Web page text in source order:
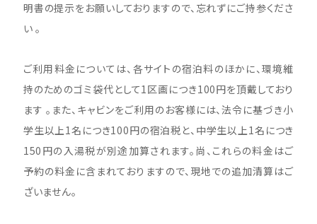
明書の提示をお願いしておりますので、忘れずにご持参くださ
い。
ご利用料金については、各サイトの宿泊料のほかに、環境維
持のためのゴミ袋代として1区画につき100円を頂戴しており
ます 。また、キャビンをご利用のお客様には、法令に基づき小
学生以上1名につき100円の宿泊税と、中学生以上1名につき
150円の入湯税が別途加算されます。尚、これらの料金はご
予約の料金に含まれておりますので、現地での追加清算はご
ざいません。